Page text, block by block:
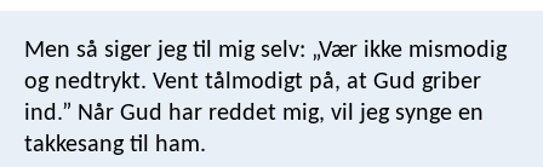
Men så siger jeg til mig selv: „Vær ikke mismodig
og nedtrykt. Vent tålmodigt på, at Gud griber
ind.” Når Gud har reddet mig, vil jeg synge en
takkesang til ham.